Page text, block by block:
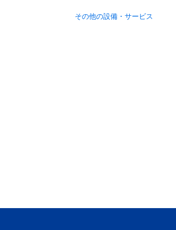
その他の設備・サービス